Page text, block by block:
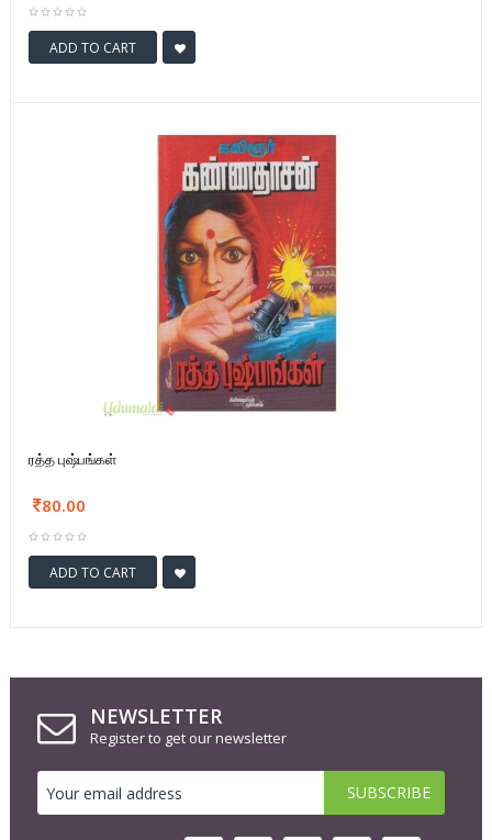
ADD TO CART
ரத்த புஷ்பங்கள்
80.00
ADD TO CART
NEWSLETTER
Register to get our newsletter